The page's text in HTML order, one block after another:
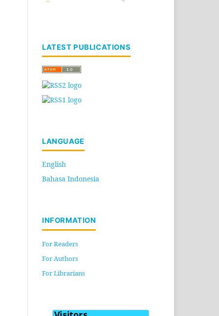
LATEST PUBLICATIONS
LANGUAGE
English
Bahasa Indonesia
INFORMATION
For Readers
For Authors
For Librarians